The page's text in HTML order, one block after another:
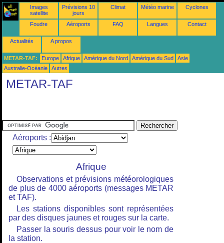
Images
satellite
Prévisions 10
jours
Climat Météo marine Cyclones
Foudre Aéroports FAQ Langues Contact
Actualités A propos
METAR-TAF: Europe Afrique Amérique du Nord Amérique du Sud
Asie
Australie-Océanie
Autres
METAR-TAF
Aéroports :
Afrique
Observations et prévisions météorologiques
de plus de 4000 aéroports (messages METAR
et TAF).
Les stations disponibles sont représentées
par des disques jaunes et rouges sur la carte.
Passer la souris dessus pour voir le nom de
la station.